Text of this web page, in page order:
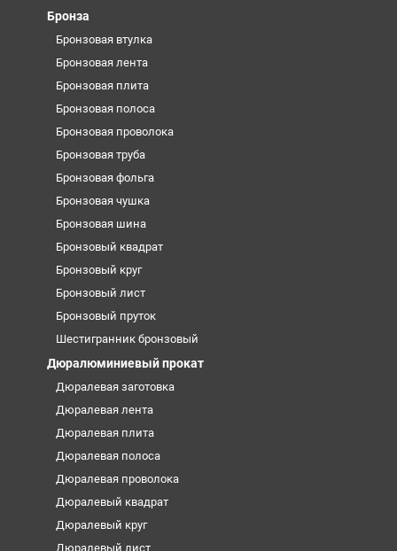
Бронза
Бронзовая втулка
Бронзовая лента
Бронзовая плита
Бронзовая полоса
Бронзовая проволока
Бронзовая труба
Бронзовая фольга
Бронзовая чушка
Бронзовая шина
Бронзовый квадрат
Бронзовый круг
Бронзовый лист
Бронзовый пруток
Шестигранник бронзовый
Дюралюминиевый прокат
Дюралевая заготовка
Дюралевая лента
Дюралевая плита
Дюралевая полоса
Дюралевая проволока
Дюралевый квадрат
Дюралевый круг
Дюралевый лист